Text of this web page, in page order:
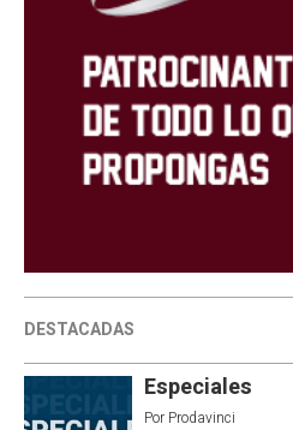
DESTACADAS
Especiales
Por Prodavinci